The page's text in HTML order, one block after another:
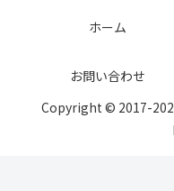
ホーム
お問い合わせ
Copyright © 2017-